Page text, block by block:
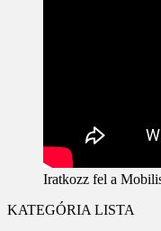
Iratkozz fel a
KATEGÓRIA LISTA